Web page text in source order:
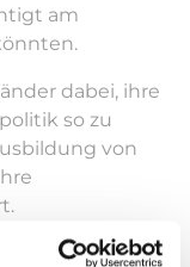
am
dabei, ihre
so zu
von
von Frauen und